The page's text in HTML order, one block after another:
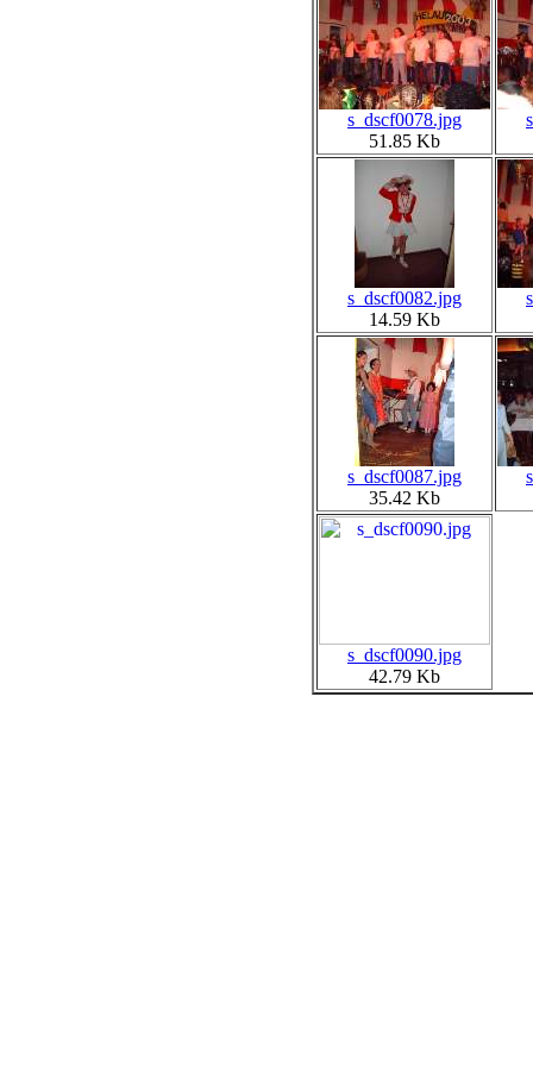
s_dscf0078.jpg
51.85 Kb
s_dscf0082.jpg
14.59 Kb
s_dscf0087.jpg
35.42 Kb
s_dscf0090.jpg
42.79 Kb